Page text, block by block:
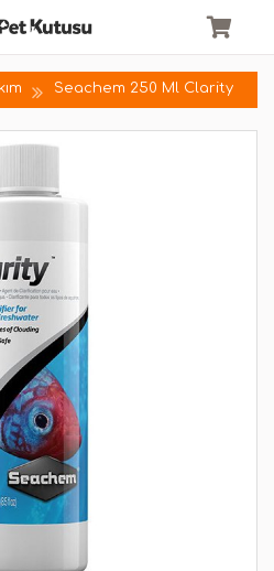
Seachem 250 Ml Clarity